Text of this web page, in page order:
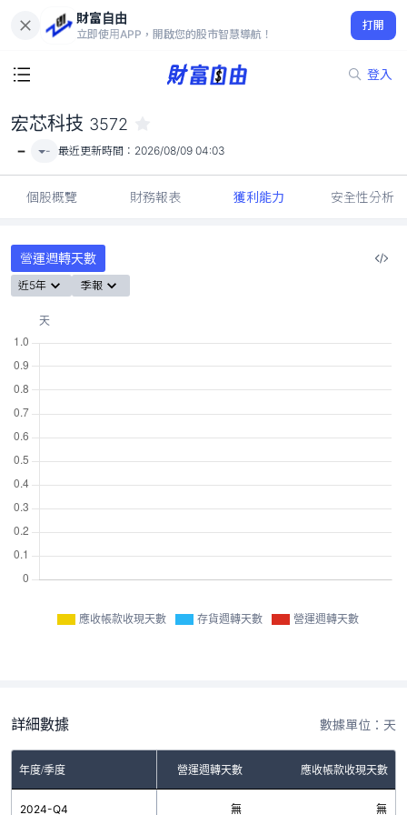
財富自由
立即使用APP，開啟您的股市智慧導航！
打開
登入
-
宏芯科技 3572
- - 最近更新時間： 2026/08/09 04:03
個股概覽 財務報表 獲利能力 安全性分析
營運週轉天數
近5年 季報
應收帳款收現天數 存貨週轉天數 營運週轉天數
詳細數據 數據單位：天
年度/季度
存貨週轉天數 營運週轉天數 應收帳款收現天數
2024-Q4 無 無